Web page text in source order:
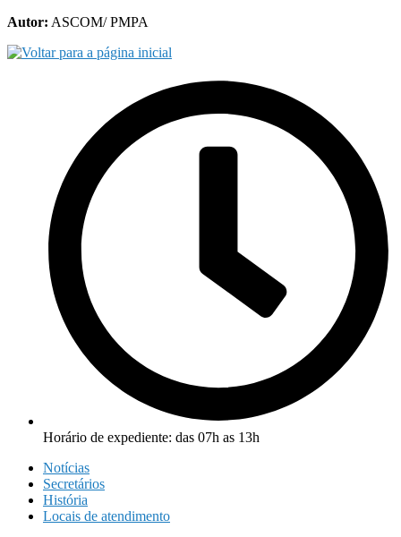
Autor: ASCOM/ PMPA
Horário de expediente: das 07h as 13h
Notícias
Secretários
História
Locais de atendimento